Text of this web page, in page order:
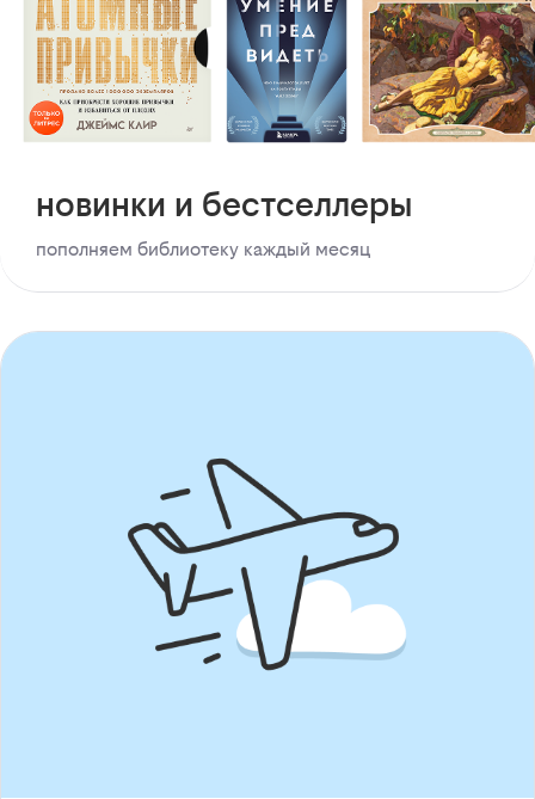
новинки и бестселлеры
пополняем библиотеку каждый месяц